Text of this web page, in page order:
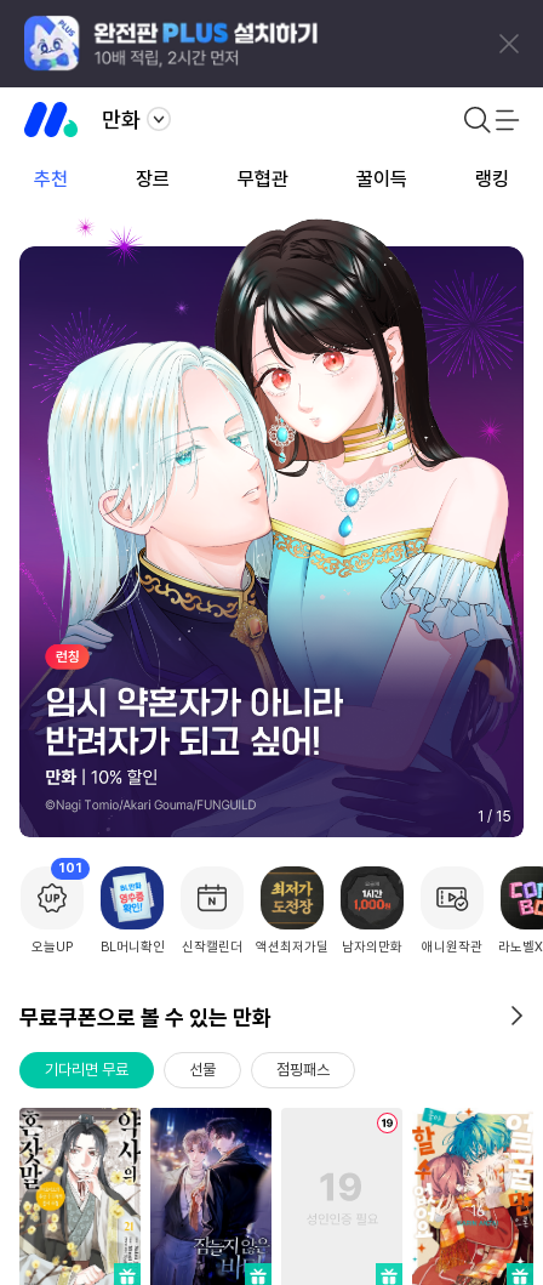
만화
추천 장르 무협관 꿀이득 랭킹
2 / 15
101
오늘UP BL머니확인 신작캘린더 액션최저가딜 남자의만화 애니원작관 라노벨
무료쿠폰으로 볼 수 있는 만화
기다리면 무료 선물 점핑패스